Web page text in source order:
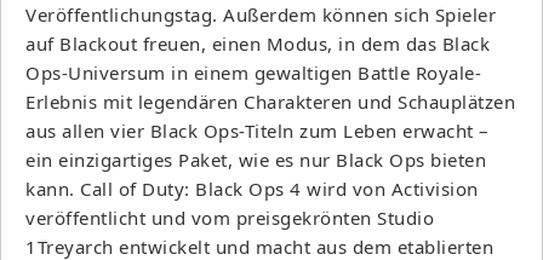
Veröffentlichungstag. Außerdem können sich Spieler
auf Blackout freuen, einen Modus, in dem das Black
Ops-Universum in einem gewaltigen Battle Royale-
Erlebnis mit legendären Charakteren und Schauplätzen
aus allen vier Black Ops-Titeln zum Leben erwacht –
ein einzigartiges Paket, wie es nur Black Ops bieten
kann. Call of Duty: Black Ops 4 wird von Activision
veröffentlicht und vom preisgekrönten Studio
1Treyarch entwickelt und macht aus dem etablierten